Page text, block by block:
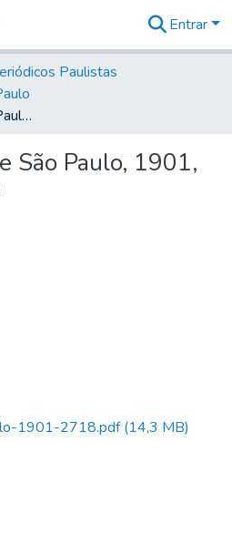
&
Coleções
Tudo na
Biblioteca
Estatísticas
Entrar
Paulistas
O Commercio de São Paulo, 1901, Ano IX, n. 2718
São Paulo, 1901,
1901-2718.pdf(14,3 MB)